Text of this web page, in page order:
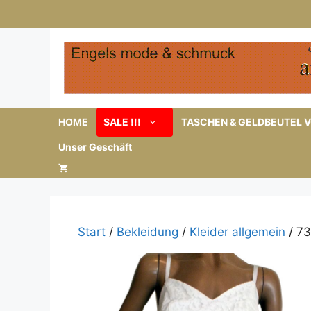
Inhalt
HOME SALE !!! TASCHEN & GELDBEUTEL
Unser Geschäft
Start / Bekleidung / Kleider allgemein /